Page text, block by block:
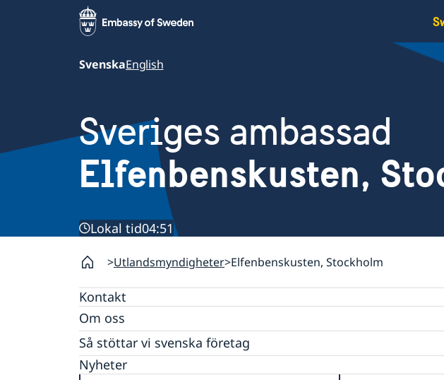
SvenskaEnglish
Sveriges ambassad
Elfenbenskusten,
Lokal tid04:51
Utlandsmyndigheter Elfenbenskusten, Stockholm
Kontakt
Om oss
Dataskyddspolicy (GDPR)
Så stöttar vi svenska företag
Vi är en resurs för svenska företag
Nyheter